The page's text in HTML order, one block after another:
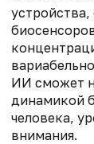
ИИ сможет
динамикой
человека,
внимания.